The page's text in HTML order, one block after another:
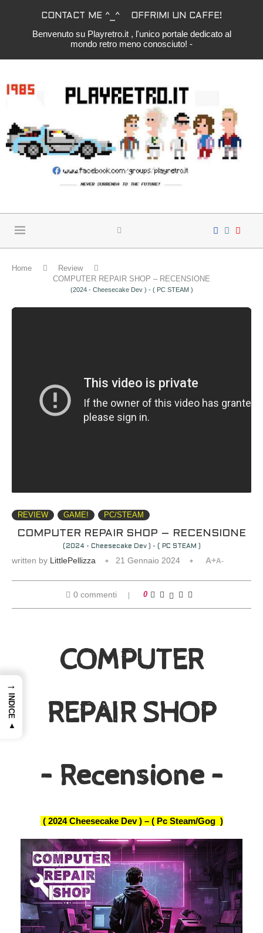
CONTACT ME ^_^ OFFRIMI UN CAFFE!
Benvenuto su Playretro.it , l'unico portale dedicato al
mondo retro meno conosciuto! -
Home
Review
COMPUTER REPAIR SHOP – RECENSIONE
(2024 - Cheesecake Dev ) - ( PC STEAM )
REVIEW GAME! PC/STEAM
COMPUTER REPAIR SHOP – RECENSIONE
(2024 - Cheesecake Dev ) - ( PC STEAM )
written by LittlePellizza 21 Gennaio 2024 A+A-
0 commenti 0
COMPUTER
REPAIR SHOP
– Recensione –
( 2024 Cheesecake Dev ) – ( Pc Steam/Gog )
→
INDICE ▲